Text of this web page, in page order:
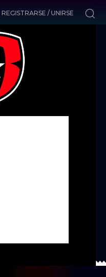
REGISTRARSE / UNIRSE